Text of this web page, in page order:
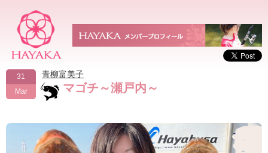
31
Mar
青柳富美子
マゴチ～瀬戸内～